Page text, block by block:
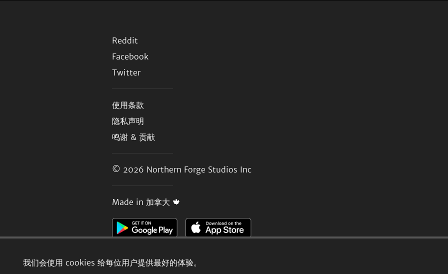
我们会使用 cookies 给每位用户提供最好的体验。
Reddit
Facebook
Twitter
使用条款
隐私声明
鸣谢 & 贡献
© 2026 Northern Forge Studios Inc
Made in 加拿大 🍁